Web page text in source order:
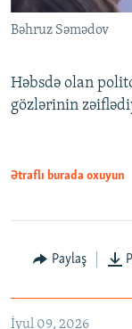
Bəhruz Səmədov
Həbsdə olan
gözlərinin
Ətraflı burada oxuyun
Paylaş
İyul 09, 2026